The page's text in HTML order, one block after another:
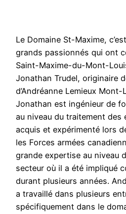
Le Domaine St-Maxime,
grands passionnés qui ont
Saint-Maxime-du-Mont-
Jonathan Trudel, originaire
d’Andréanne Lemieux
Jonathan est ingénieur de
au niveau du traitement des
acquis et expérimenté lors
les Forces armées
grande expertise au niveau
secteur où il a été impliqué
durant plusieurs années.
a travaillé dans plusieurs
spécifiquement dans le